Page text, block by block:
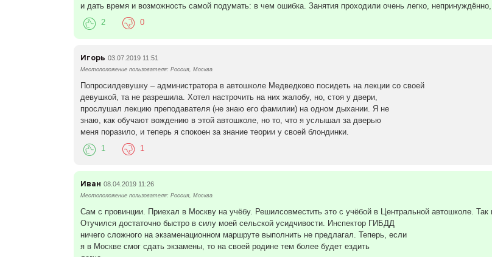
и дать время и возможность самой подумать: в чем ошибка. Занятия проходили очень легко,
2 0
Игорь 03.07.2019 11:51
Местоположение пользователя: Россия, Москва
Попросилдевушку – администратора в автошколе Медведково посидеть на лекции со своей
девушкой, та не разрешила. Хотел настрочить на них жалобу, но, стоя у двери,
прослушал лекцию преподавателя (не знаю его фамилии) на одном дыхании. Я не
знаю, как обучают вождению в этой автошколе, но то, что я услышал за дверью
меня поразило, и теперь я спокоен за знание теории у своей блондинки.
1 1
Иван 08.04.2019 11:26
Местоположение пользователя: Россия, Москва
Сам с провинции. Приехал в Москву на учёбу. Решилсовместить это с учёбой в Центральной автошколе. Так
Отучился достаточно быстро в силу моей сельской усидчивости. Инспектор ГИБДД
ничего сложного на экзаменационном маршруте выполнить не предлагал. Теперь, если
я в Москве смог сдать экзамены, то на своей родине тем более будет ездить